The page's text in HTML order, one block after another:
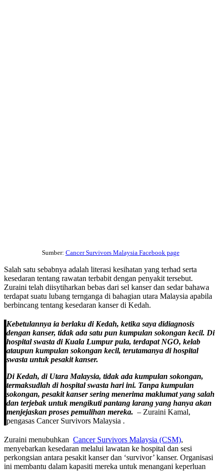
Sumber: Cancer Survivors Malaysia Facebook page
Salah satu sebabnya adalah literasi kesihatan yang terhad serta
kesedaran tentang rawatan terbabit dengan penyakit tersebut.
Zuraini telah diisytiharkan bebas dari sel kanser dan sedar bahawa
terdapat suatu lubang ternganga di bahagian utara Malaysia apabila
berbincang tentang kesedaran kanser di Kedah.
Kebetulannya ia berlaku di Kedah, ketika saya didiagnosis
dengan kanser, tidak ada satu pun kumpulan sokongan kecil. Di
hospital swasta di Kuala Lumpur pula, terdapat NGO, kelab
ataupun kumpulan sokongan kecil, terutamanya di hospital
swasta untuk pesakit kanser.
Di Kedah, di Utara Malaysia, tidak ada kumpulan sokongan,
termaksudlah di hospital swasta hari ini. Tanpa kumpulan
sokongan, pesakit kanser sering menerima maklumat yang salah
dan terjebak untuk mengikuti pantang larang yang hanya akan
menjejaskan proses pemulihan mereka. – Zuraini Kamal,
pengasas Cancer Survivors Malaysia .
Zuraini menubuhkan Cancer Survivors Malaysia (CSM),
menyebarkan kesedaran melalui lawatan ke hospital dan sesi
perkongsian antara pesakit kanser dan ‘survivor’ kanser. Organisasi
ini membantu dalam kapasiti mereka untuk menangani keperluan